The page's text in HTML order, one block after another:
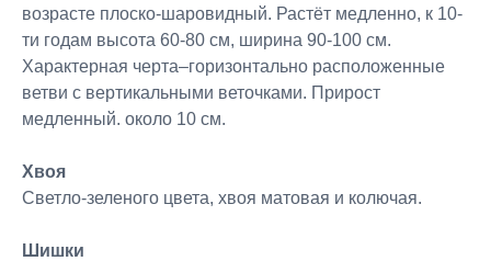
возрасте плоско-шаровидный. Растёт медленно, к 10-
ти годам высота 60-80 см, ширина 90-100 см.
Характерная черта–горизонтально расположенные
ветви с вертикальными веточками. Прирост
медленный. около 10 см.
Хвоя
Светло-зеленого цвета, хвоя матовая и колючая.
Шишки